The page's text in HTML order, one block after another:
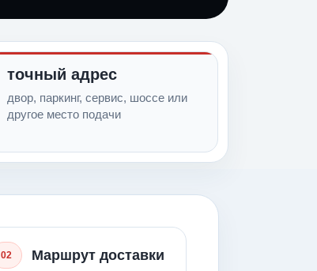
точный адрес
двор, паркинг, сервис, шоссе или
другое место подачи
02 Маршрут доставки